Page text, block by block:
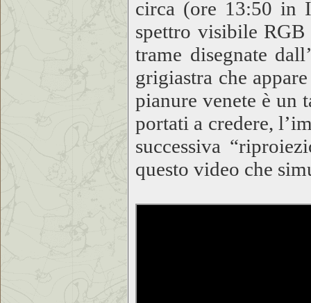
circa (ore 13:50 in
spettro visibile
trame disegnate
grigiastra che
pianure venete è un
portati a credere,
successiva
questo video che